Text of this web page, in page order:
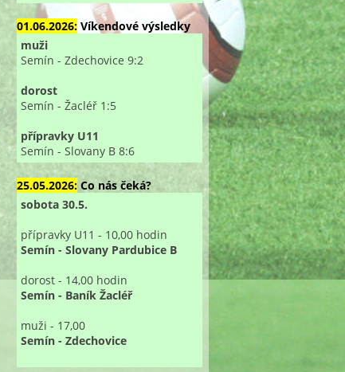
01.06.2026: Víkendové výsledky
muži
Semín - Zdechovice 9:2
dorost
Semín - Žacléř 1:5
přípravky U11
Semín - Slovany B 8:6
25.05.2026: Co nás čeká?
sobota 30.5.
přípravky U11 - 10,00 hodin
Semín - Slovany Pardubice B
dorost - 14,00 hodin
Semín - Baník Žacléř
muži - 17,00
Semín - Zdechovice